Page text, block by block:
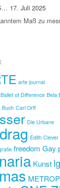
17. Juli 2025
Maß zu
arte journal
Ballet of Difference Bela
Buch Carl Orff
Die Urbane
drag Edith Clever
freedom Gay
Kunst